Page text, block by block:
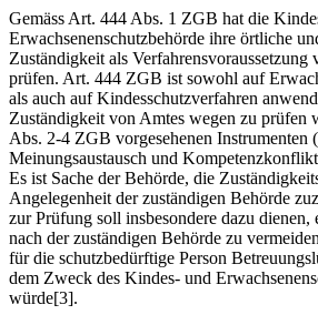
Gemäss Art. 444 Abs. 1 ZGB hat die
Erwachsenenschutzbehörde ihre örtliche
Zuständigkeit als Verfahrensvoraussetzung
prüfen. Art. 444 ZGB ist sowohl auf
als auch auf Kindesschutzverfahren
Zuständigkeit von Amtes wegen zu prüfen
Abs. 2-4 ZGB vorgesehenen Instrumenten
Meinungsaustausch und
Es ist Sache der Behörde, die
Angelegenheit der zuständigen Behörde
zur Prüfung soll insbesondere dazu
nach der zuständigen Behörde zu
für die schutzbedürftige Person
dem Zweck des Kindes- und
würde[3].